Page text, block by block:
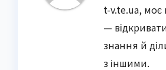
t-v.te.ua,
—
знання й
з іншими.